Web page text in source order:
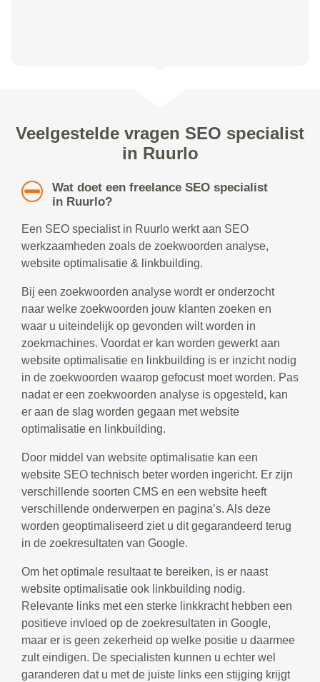
Veelgestelde vragen SEO specialist
in Ruurlo
Wat doet een freelance SEO specialist
in Ruurlo?
Een SEO specialist in Ruurlo werkt aan SEO
werkzaamheden zoals de zoekwoorden analyse,
website optimalisatie & linkbuilding.
Bij een zoekwoorden analyse wordt er onderzocht
naar welke zoekwoorden jouw klanten zoeken en
waar u uiteindelijk op gevonden wilt worden in
zoekmachines. Voordat er kan worden gewerkt aan
website optimalisatie en linkbuilding is er inzicht nodig
in de zoekwoorden waarop gefocust moet worden. Pas
nadat er een zoekwoorden analyse is opgesteld, kan
er aan de slag worden gegaan met website
optimalisatie en linkbuilding.
Door middel van website optimalisatie kan een
website SEO technisch beter worden ingericht. Er zijn
verschillende soorten CMS en een website heeft
verschillende onderwerpen en pagina’s. Als deze
worden geoptimaliseerd ziet u dit gegarandeerd terug
in de zoekresultaten van Google.
Om het optimale resultaat te bereiken, is er naast
website optimalisatie ook linkbuilding nodig.
Relevante links met een sterke linkkracht hebben een
positieve invloed op de zoekresultaten in Google,
maar er is geen zekerheid op welke positie u daarmee
zult eindigen. De specialisten kunnen u echter wel
garanderen dat u met de juiste links een stijging krijgt